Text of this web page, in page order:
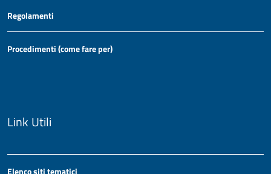
Regolamenti
Procedimenti (come fare per)
Link Utili
Elenco siti tematici